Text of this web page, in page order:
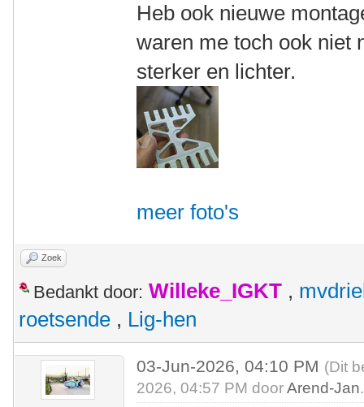
Heb ook nieuwe
waren me toch ook niet
sterker en lichter.
meer foto's
Zoek
Bedankt door: Willeke_IGKT ,
roetsende , Lig-hen
03-Jun-2026, 04:10 PM (Dit
2026, 04:57 PM doorArend-Jan